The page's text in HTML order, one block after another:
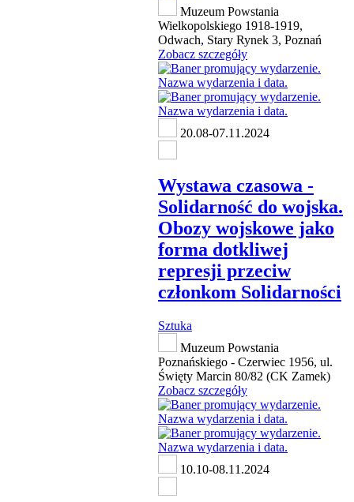
Muzeum Powstania
Wielkopolskiego 1918-1919,
Odwach, Stary Rynek 3, Poznań
Zobacz szczegóły
20.08-07.11.2024
Wystawa czasowa -
Solidarność do wojska.
Obozy wojskowe jako
forma dotkliwej
represji przeciw
członkom Solidarności
Sztuka
Muzeum Powstania
Poznańskiego - Czerwiec 1956, ul.
Święty Marcin 80/82 (CK Zamek)
Zobacz szczegóły
10.10-08.11.2024